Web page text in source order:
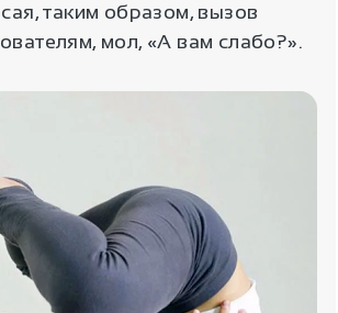
таким образом, вызов
мол, «А вам слабо?».